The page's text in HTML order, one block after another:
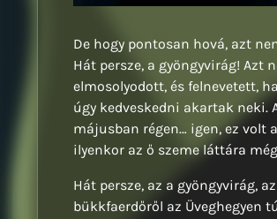
De hogy pontosan hová, azt
Hát persze, a gyöngyvirág! Azt
elmosolyodott, és felnevetett,
úgy kedveskedni akartak neki.
májusban régen… igen, ez volt
ilyenkor az ő szeme láttára
Hát persze, az a gyöngyvirág,
bükkfaerdőről az Üveghegyen